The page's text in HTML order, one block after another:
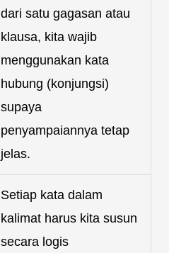
dari satu gagasan atau
klausa, kita wajib
menggunakan kata
hubung (konjungsi)
supaya
penyampaiannya tetap
jelas.
Setiap kata dalam
kalimat harus kita susun
secara logis